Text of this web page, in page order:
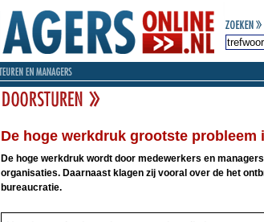
De hoge werkdruk grootste probleem
De hoge werkdruk wordt door medewerkers en
organisaties. Daarnaast klagen zij vooral over de het
bureaucratie.